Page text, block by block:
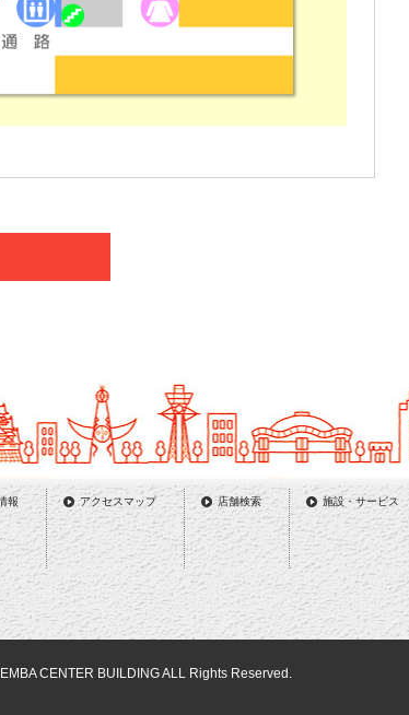
報 アクセスマップ 店舗検索 施設・サービス
CENTER BUILDING ALL Rights Reserved.